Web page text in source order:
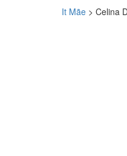
It Mãe > Celina